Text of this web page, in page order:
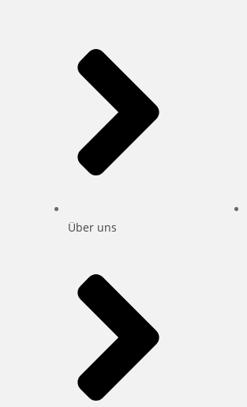
Über uns